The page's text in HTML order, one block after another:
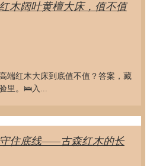
木阔叶黄檀大床，值不值
端红木大床到底值不值？答案，藏
里。🛌入...
住底线——古森红木的长